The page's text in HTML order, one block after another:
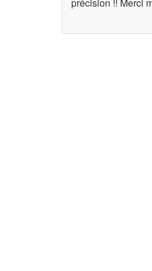
précision !! Merci